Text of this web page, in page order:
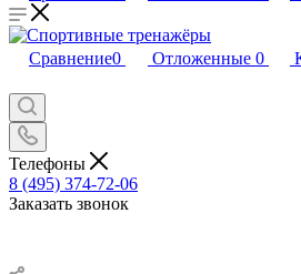
Сравнение0 Отложенные 0
Телефоны
8 (495) 374-72-06
Заказать звонок